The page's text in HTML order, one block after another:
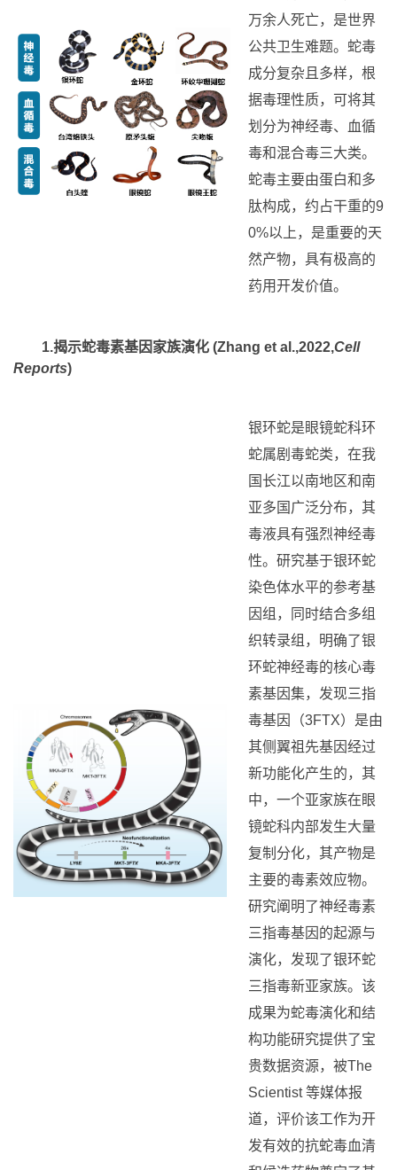
万余人死亡，是世界
公共卫生难题。蛇毒
成分复杂且多样，根
据毒理性质，可将其
划分为神经毒、血循
毒和混合毒三大类。
蛇毒主要由蛋白和多
肽构成，约占干重的9
0%以上，是重要的天
然产物，具有极高的
药用开发价值。
1.揭示蛇毒素基因家族演化 (Zhang et al.,2022,
Reports)
银环蛇是眼镜蛇科环
蛇属剧毒蛇类，在我
国长江以南地区和南
亚多国广泛分布，其
毒液具有强烈神经毒
性。研究基于银环蛇
染色体水平的参考基
因组，同时结合多组
织转录组，明确了银
环蛇神经毒的核心毒
素基因集，发现三指
毒基因（3FTX）是由
其侧翼祖先基因经过
新功能化产生的，其
中，一个亚家族在眼
镜蛇科内部发生大量
复制分化，其产物是
主要的毒素效应物。
研究阐明了神经毒素
三指毒基因的起源与
演化，发现了银环蛇
三指毒新亚家族。该
成果为蛇毒演化和结
构功能研究提供了宝
贵数据资源，被The
Scientist 等媒体报
道，评价该工作为开
发有效的抗蛇毒血清
和候选药物奠定了基